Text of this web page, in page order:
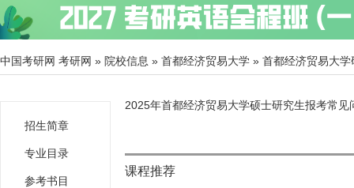
中国考研网 考研网 » 院校信息 » 首都经济贸易大学 » 首都经济贸易大
招生简章
专业目录
参考书目
2025年首都经济贸易大学硕士研究生报考常见
课程推荐